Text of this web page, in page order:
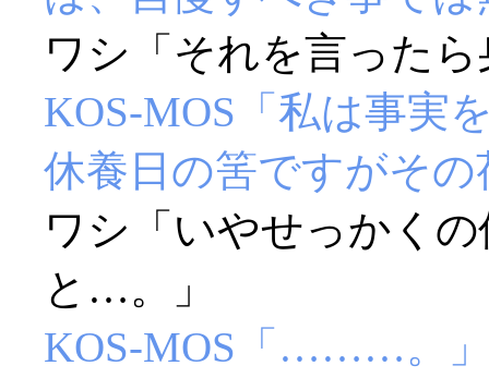
ワシ「それを言った
KOS-MOS「私は事実
休養日の筈ですがその
ワシ「いやせっかく
と…。」
KOS-MOS「………。